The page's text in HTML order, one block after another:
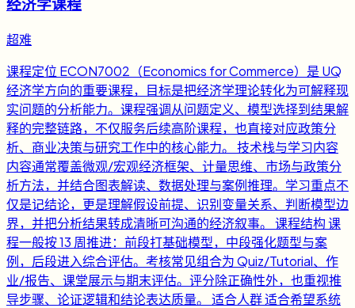
经济学课程
超难
课程定位 ECON7002（Economics for Commerce）是 UQ
经济学方向的重要课程，目标是把经济学理论转化为可解释现
实问题的分析能力。课程强调从问题定义、模型选择到结果解
释的完整链路，不仅服务后续高阶课程，也直接对应政策分
析、商业决策与研究工作中的核心能力。 技术栈与学习内容
内容通常覆盖微观/宏观经济框架、计量思维、市场与政策分
析方法，并结合图表解读、数据处理与案例推理。学习重点不
仅是记结论，更是理解假设前提、识别变量关系、判断模型边
界，并把分析结果转成清晰可沟通的经济叙事。 课程结构 课
程一般按 13 周推进：前段打基础模型，中段强化题型与案
例，后段进入综合评估。考核常见组合为 Quiz/Tutorial、作
业/报告、课堂展示与期末评估。评分除正确性外，也重视推
导步骤、论证逻辑和结论表达质量。 适合人群 适合希望系统